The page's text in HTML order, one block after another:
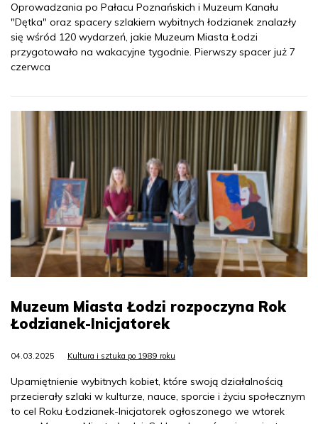
Oprowadzania po Pałacu Poznańskich i Muzeum Kanału
"Dętka" oraz spacery szlakiem wybitnych łodzianek znalazły
się wśród 120 wydarzeń, jakie Muzeum Miasta Łodzi
przygotowało na wakacyjne tygodnie. Pierwszy spacer już 7
czerwca
Muzeum Miasta Łodzi rozpoczyna Rok
Łodzianek-Inicjatorek
04.03.2025 Kultura i sztuka po 1989 roku
Upamiętnienie wybitnych kobiet, które swoją działalnością
przecierały szlaki w kulturze, nauce, sporcie i życiu społecznym
to cel Roku Łodzianek-Inicjatorek ogłoszonego we wtorek